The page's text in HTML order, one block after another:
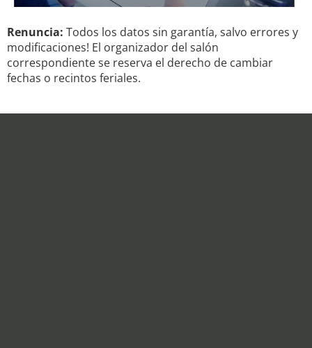
Renuncia: Todos los datos sin garantía, salvo errores y
modificaciones! El organizador del salón
correspondiente se reserva el derecho de cambiar
fechas o recintos feriales.